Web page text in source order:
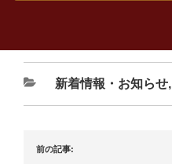
新着情報・お知らせ,
前の記事: